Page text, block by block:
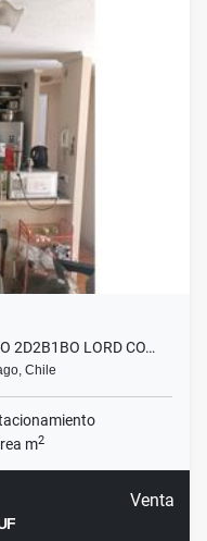
2D2B1BO LORD CO…
Chile
m2
Venta